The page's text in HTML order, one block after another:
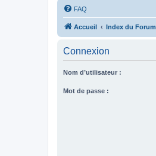
FAQ
Accueil Index du Forum
Connexion
Nom d’utilisateur :
Mot de passe :